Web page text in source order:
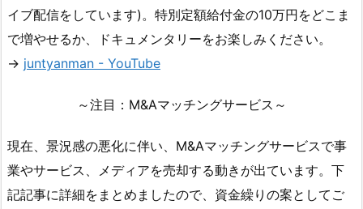
イブ配信をしています)。特別定額給付金の10万円をどこま
で増やせるか、ドキュメンタリーをお楽しみください。
→ juntyanman - YouTube
～注目：M&Aマッチングサービス～
現在、景況感の悪化に伴い、M&Aマッチングサービスで事
業やサービス、メディアを売却する動きが出ています。下
記記事に詳細をまとめましたので、資金繰りの案としてご